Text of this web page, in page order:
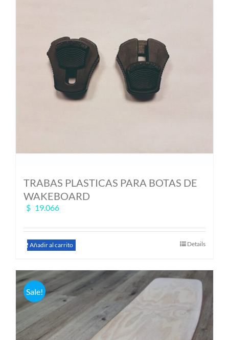
TRABAS PLASTICAS PARA BOTAS DE
WAKEBOARD
$ 19.066
Añadir al carrito Details
Sale!